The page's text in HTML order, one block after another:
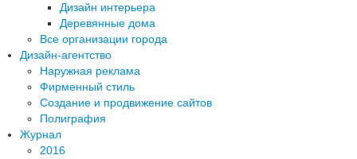
Дизайн интерьера
Деревянные дома
Все организации города
Дизайн-агентство
Наружная реклама
Фирменный стиль
Создание и продвижение сайтов
Полиграфия
Журнал
2016